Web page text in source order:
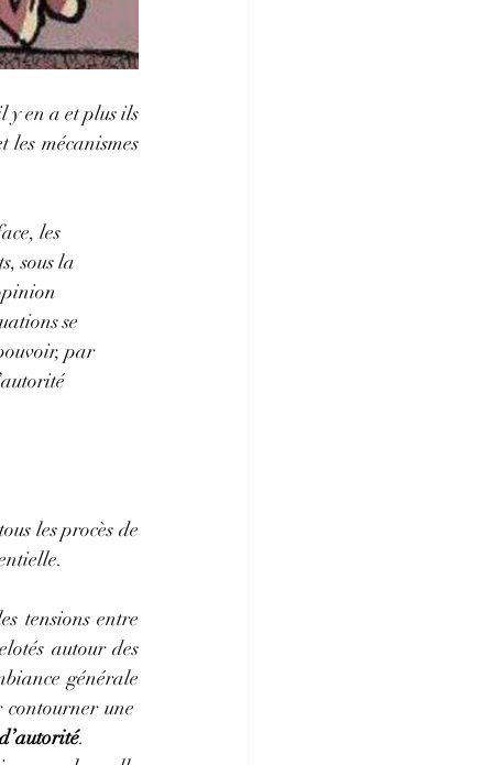
y en a et plus ils
mécanismes
les
sous la
se
par
les procès de
tensions entre
autour des
générale
contourner une
.